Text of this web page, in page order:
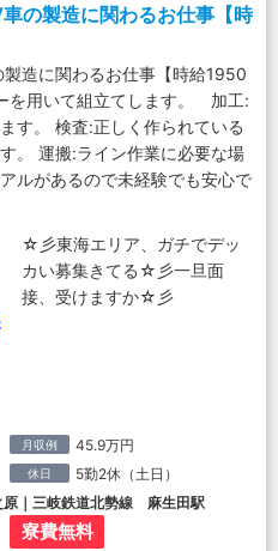
の製造に関わるお仕事【時
製造に関わるお仕事【時給1950
を用いて組立てします。 加工:
す。 検査:正しく作られている
。 運搬:ライン作業に必要な場
ルがあるので未経験でも安心で
☆彡東海エリア、ガチでデッ
カい募集きてる☆彡一旦面
接、受けますか☆彡
月収例 45.9万円
休日 5勤2休（土日）
原｜三岐鉄道北勢線 麻生田駅
寮費無料